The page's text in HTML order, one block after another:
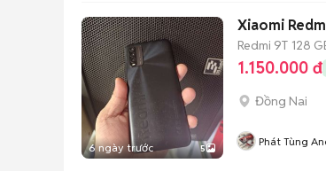
6 ngày trước 5
Xiaomi
Redmi 9T 128
1.150.000 đ
Đồng Nai
Phát Tùng